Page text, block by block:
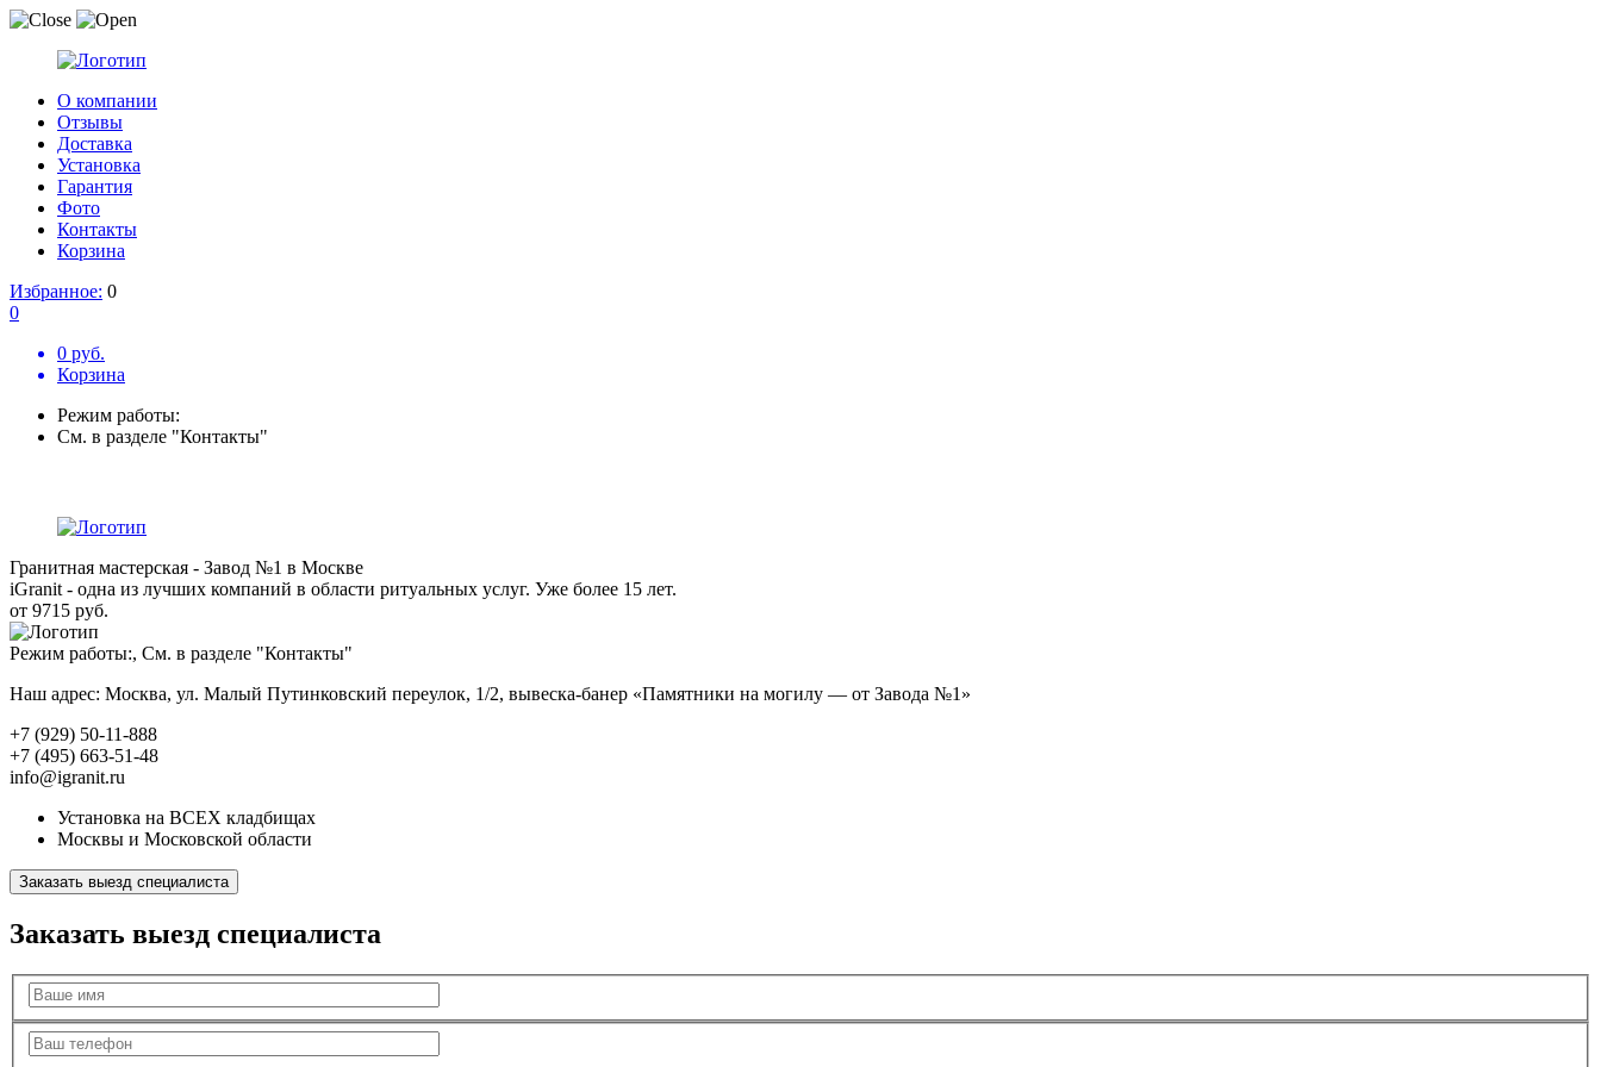
О компании
Отзывы
Доставка
Установка
Гарантия
Фото
Контакты
Корзина
Избранное: 0
0
0 руб.
Корзина
Режим работы:
См. в разделе "Контакты"
Гранитная мастерская - Завод №1 в Москве
iGranit - одна из лучших компаний в области ритуальных услуг. Уже более 15 лет.
от 9715 руб.
Режим работы:, См. в разделе "Контакты"
Наш адрес: Москва, ул. Малый Путинковский переулок, 1/2, вывеска-банер «Памятники на могилу — от Завода №1»
+7 (929) 50-11-888
+7 (495) 663-51-48
info@igranit.ru
Установка на ВСЕХ кладбищах
Москвы и Московской области
Заказать выезд специалиста
Заказать выезд специалиста